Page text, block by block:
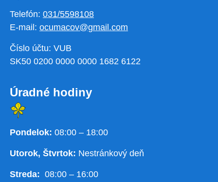
Telefón: 031/5598108
E-mail: ocumacov@gmail.com
Číslo účtu: VUB
SK50 0200 0000 0000 1682 6122
Úradné hodiny
Pondelok: 08:00 – 18:00
Utorok, Štvrtok: Nestránkový deň
Streda: 08:00 – 16:00